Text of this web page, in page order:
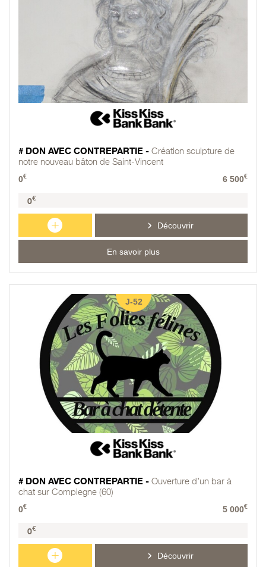
# DON AVEC CONTREPARTIE - Création sculpture de
notre nouveau bâton de Saint-Vincent
0€ 6 500€
0€
+ Découvrir
En savoir plus
J-52
# DON AVEC CONTREPARTIE - Ouverture d’un bar à
chat sur Compiegne (60)
0€ 5 000€
0€
+ Découvrir